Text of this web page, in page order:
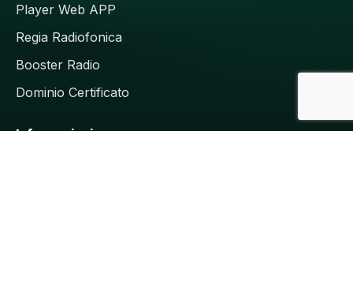
Player Web APP
Regia Radiofonica
Booster Radio
Dominio Certificato
Informazioni